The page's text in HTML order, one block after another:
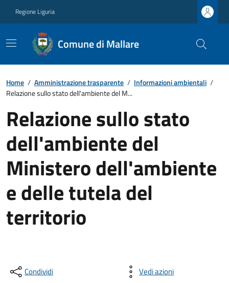
Regione Liguria
Comune di Mallare
Home / Amministrazione trasparente / Informazioni ambientali /
Relazione sullo stato dell'ambiente del M...
Relazione sullo stato
dell'ambiente del
Ministero dell'ambiente
e delle tutela del
territorio
Condividi Vedi azioni